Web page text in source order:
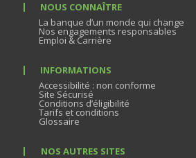
NOUS CONNAÎTRE
La banque d’un monde qui change
Nos engagements responsables
Emploi & Carrière
INFORMATIONS
Accessibilité : non conforme
Site Sécurisé
Conditions d’éligibilité
Tarifs et conditions
Glossaire
NOS AUTRES SITES